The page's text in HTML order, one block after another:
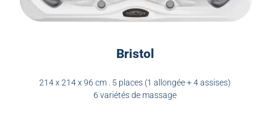
Bristol
214 x 214 x 96 cm . 5 places (1 allongée + 4 assises)
6 variétés de massage